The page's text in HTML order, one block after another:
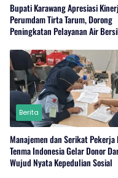
Bupati Karawang Apresiasi
Perumdam Tirta Tarum, Dorong
Peningkatan Pelayanan Air
Berita
Manajemen dan Serikat Pekerja
Tenma Indonesia Gelar Donor
Wujud Nyata Kepedulian Sosial